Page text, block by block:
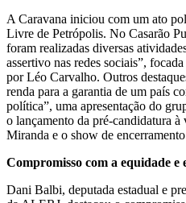
A Caravana iniciou com um ato
Livre de Petrópolis. No Casarão
foram realizadas diversas
assertivo nas redes sociais”,
por Léo Carvalho. Outros
renda para a garantia de um país
política”, uma apresentação do
o lançamento da pré-candidatura
Miranda e o show de
Compromisso com a equidade e
Dani Balbi, deputada estadual e